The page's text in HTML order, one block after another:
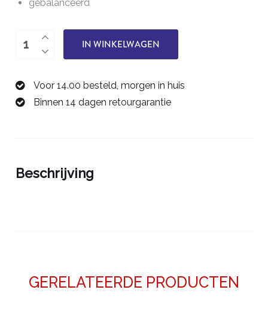
gebalanceerd
Vlakfrees
0068814E
aantal
IN WINKELWAGEN
Voor 14.00 besteld, morgen in huis
Binnen 14 dagen retourgarantie
Beschrijving
GERELATEERDE PRODUCTEN